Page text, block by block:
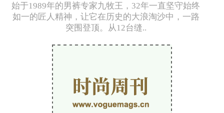
始于1989年的男裤专家九牧王，32年一直坚守始终
如一的匠人精神，让它在历史的大浪淘沙中，一路
突围登顶。从12台缝..